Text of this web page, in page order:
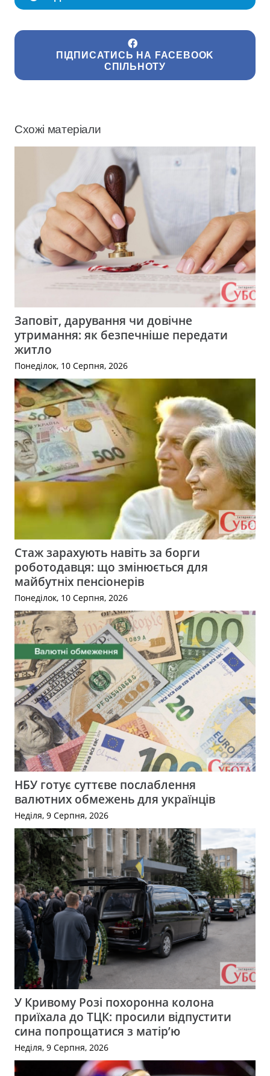
ПІДПИСАТИСЬ НА FACEBOOK
СПІЛЬНОТУ
Схожі матеріали
Заповіт, дарування чи довічне
утримання: як безпечніше передати
житло
Понеділок, 10 Серпня, 2026
Стаж зарахують навіть за борги
роботодавця: що змінюється для
майбутніх пенсіонерів
Понеділок, 10 Серпня, 2026
НБУ готує суттєве послаблення
валютних обмежень для українців
Неділя, 9 Серпня, 2026
У Кривому Розі похоронна колона
приїхала до ТЦК: просили відпустити
сина попрощатися з матір’ю
Неділя, 9 Серпня, 2026